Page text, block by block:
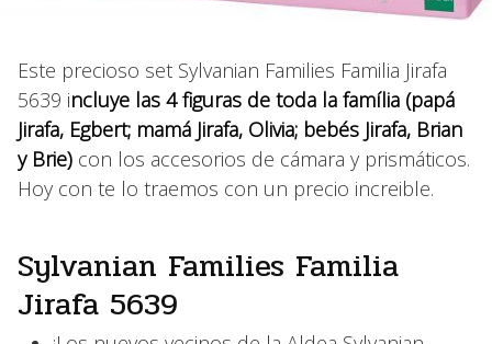
Este precioso set Sylvanian Families Familia Jirafa
5639 incluye las 4 figuras de toda la família (papá
Jirafa, Egbert; mamá Jirafa, Olivia; bebés Jirafa, Brian
y Brie) con los accesorios de cámara y prismáticos.
Hoy con te lo traemos con un precio increible.
Sylvanian Families Familia
Jirafa 5639